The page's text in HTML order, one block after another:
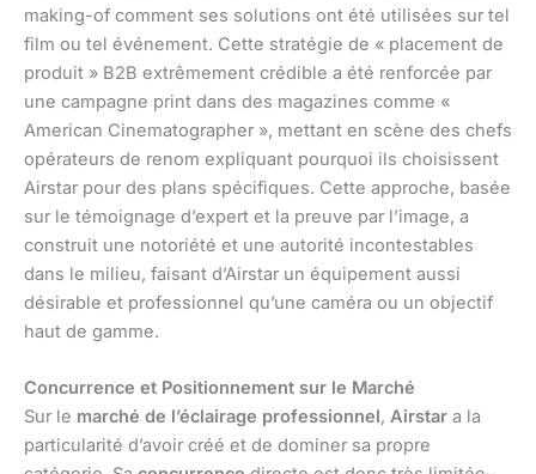
making-of comment ses solutions ont été utilisées sur tel
film ou tel événement. Cette stratégie de « placement de
produit » B2B extrêmement crédible a été renforcée par
une campagne print dans des magazines comme «
American Cinematographer », mettant en scène des chefs
opérateurs de renom expliquant pourquoi ils choisissent
Airstar pour des plans spécifiques. Cette approche, basée
sur le témoignage d’expert et la preuve par l’image, a
construit une notoriété et une autorité incontestables
dans le milieu, faisant d’Airstar un équipement aussi
désirable et professionnel qu’une caméra ou un objectif
haut de gamme.
Concurrence et Positionnement sur le Marché
Sur le marché de l’éclairage professionnel, Airstar a la
particularité d’avoir créé et de dominer sa propre